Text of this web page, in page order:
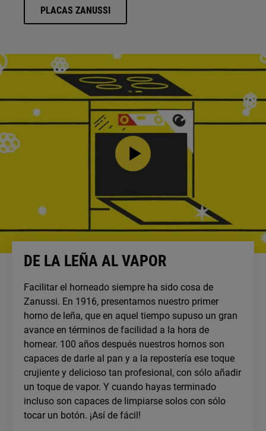
PLACAS ZANUSSI
DE LA LEÑA AL VAPOR
Facilitar el horneado siempre ha sido cosa de
Zanussi. En 1916, presentamos nuestro primer
horno de leña, que en aquel tiempo supuso un gran
avance en términos de facilidad a la hora de
hornear. 100 años después nuestros hornos son
capaces de darle al pan y a la repostería ese toque
crujiente y delicioso tan profesional, con sólo añadir
un toque de vapor. Y cuando hayas terminado
incluso son capaces de limpiarse solos con sólo
tocar un botón. ¡Así de fácil!